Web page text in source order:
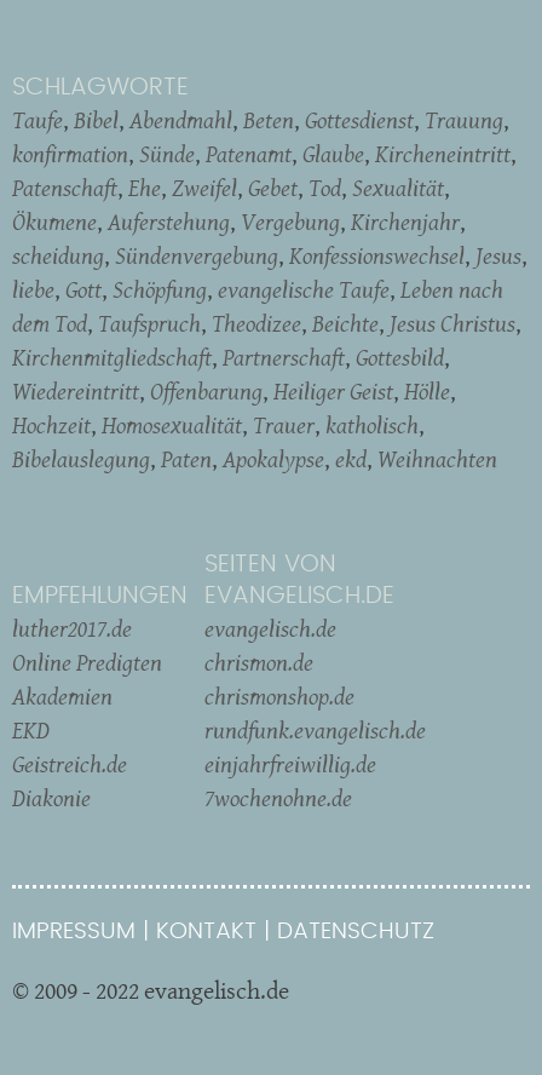
SCHLAGWORTE
Taufe Bibel Abendmahl Beten Gottesdienst Trauung
konfirmation Sünde Patenamt Glaube Kircheneintritt
Patenschaft Ehe Zweifel Gebet Tod Sexualität
Ökumene Auferstehung Vergebung Kirchenjahr
scheidung Sündenvergebung Konfessionswechsel Jesus
liebe Gott Schöpfung evangelische Taufe Leben nach
dem Tod Taufspruch Theodizee Beichte Jesus Christus
Kirchenmitgliedschaft Partnerschaft Gottesbild
Wiedereintritt Offenbarung Heiliger Geist Hölle
Hochzeit Homosexualität Trauer katholisch
Bibelauslegung Paten Apokalypse ekd Weihnachten
EMPFEHLUNGEN
luther2017.de
Online Predigten
Akademien
EKD
Geistreich.de
Diakonie
SEITEN VON
EVANGELISCH.DE
evangelisch.de
chrismon.de
chrismonshop.de
rundfunk.evangelisch.de
einjahrfreiwillig.de
7wochenohne.de
IMPRESSUM KONTAKT DATENSCHUTZ
© 2009 - 2022 evangelisch.de